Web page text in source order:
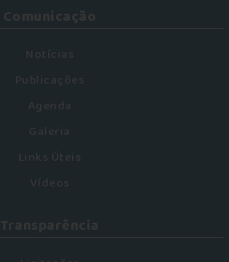
Comunicação
Notícias
Publicações
Agenda
Galeria
Links Úteis
Vídeos
Transparência